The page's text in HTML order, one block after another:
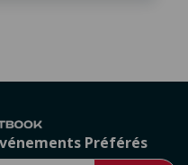
Préférés